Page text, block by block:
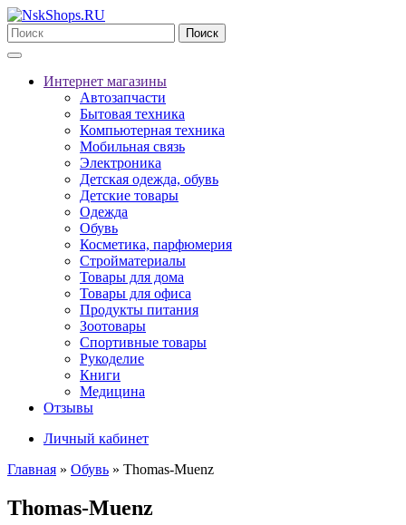
Поиск
Интернет магазины
Автозапчасти
Бытовая техника
Компьютерная техника
Мобильная связь
Электроника
Детская одежда, обувь
Детские товары
Одежда
Обувь
Косметика, парфюмерия
Стройматериалы
Товары для дома
Товары для офиса
Продукты питания
Зоотовары
Спортивные товары
Рукоделие
Книги
Медицина
Отзывы
Личный кабинет
Главная » Обувь » Thomas-Muenz
Thomas-Muenz